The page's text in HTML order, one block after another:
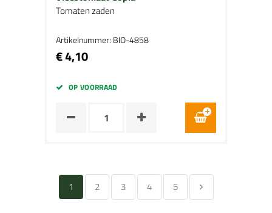
Tomaten zaden
Artikelnummer: BIO-4858
€ 4,10
OP VOORRAAD
1 2 3 4 5